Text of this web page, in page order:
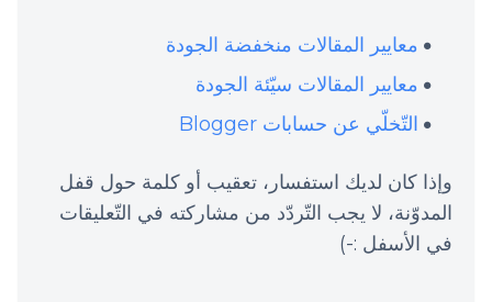
معايير المقالات منخفضة الجودة
معايير المقالات سيّئة الجودة
التّخلّي عن حسابات Blogger
وإذا كان لديك استفسار، تعقيب أو كلمة حول قفل
المدوّنة، لا يجب التّردّد من مشاركته في التّعليقات
في الأسفل :-)